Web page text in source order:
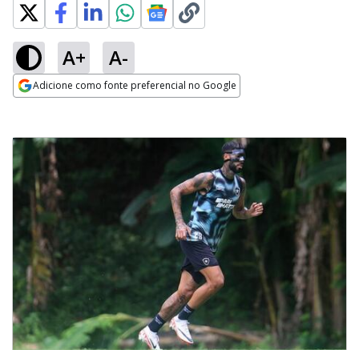
A+ A-
Adicione como fonte preferencial no Google